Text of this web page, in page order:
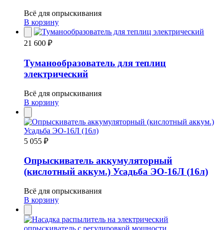
Всё для опрыскивания
В корзину
21 600 ₽
Туманообразователь для теплиц
электрический
Всё для опрыскивания
В корзину
5 055 ₽
Опрыскиватель аккумуляторный
(кислотный аккум.) Усадьба ЭО-16Л (16л)
Всё для опрыскивания
В корзину